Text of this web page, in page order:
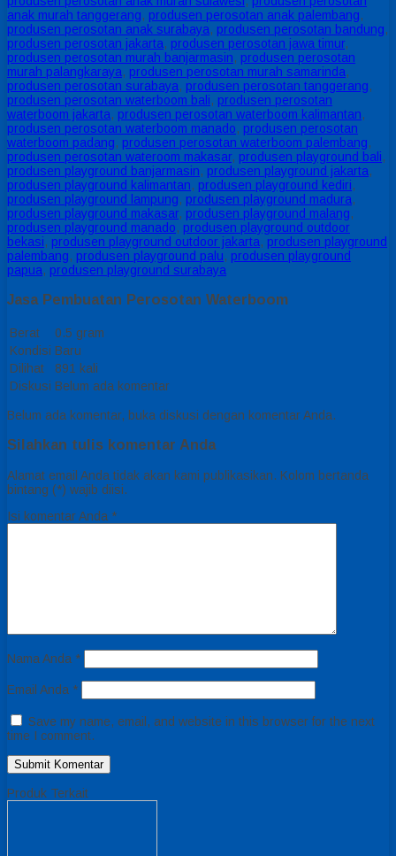
anak murah tanggerang, produsen perosotan anak palembang,
produsen perosotan anak surabaya, produsen perosotan bandung,
produsen perosotan jakarta, produsen perosotan jawa timur,
produsen perosotan murah banjarmasin, produsen perosotan
murah palangkaraya, produsen perosotan murah samarinda,
produsen perosotan surabaya, produsen perosotan tanggerang,
produsen perosotan waterboom bali, produsen perosotan
waterboom jakarta, produsen perosotan waterboom kalimantan,
produsen perosotan waterboom manado, produsen perosotan
waterboom padang, produsen perosotan waterboom palembang,
produsen perosotan wateroom makasar, produsen playground bali,
produsen playground banjarmasin, produsen playground jakarta,
produsen playground kalimantan, produsen playground kediri,
produsen playground lampung, produsen playground madura,
produsen playground makasar, produsen playground malang,
produsen playground manado, produsen playground outdoor
bekasi, produsen playground outdoor jakarta, produsen playground
palembang, produsen playground palu, produsen playground
papua, produsen playground surabaya
Jasa Pembuatan Perosotan Waterboom
Berat
0.5 gram
Kondisi Baru
Dilihat
891 kali
Diskusi Belum ada komentar
Belum ada komentar, buka diskusi dengan komentar Anda.
Silahkan tulis komentar Anda
Alamat email Anda tidak akan kami publikasikan. Kolom bertanda
bintang (*) wajib diisi.
Isi komentar Anda *
Nama Anda *
Email Anda *
Save my name, email, and website in this browser for the next
time I comment.
Produk Terkait